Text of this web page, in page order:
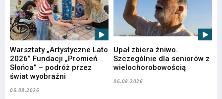
Warsztaty „Artystyczne Lato
2026” Fundacji „Promień
Słońca” – podróż przez
świat wyobraźni
06.08.2026
Upał zbiera żniwo.
Szczególnie dla seniorów z
wielochorobowością
06.08.2026